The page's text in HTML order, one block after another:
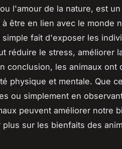
l'amour de la nature, est
être en lien avec le monde
fait d'exposer les
réduire le stress, améliorer
conclusion, les animaux
physique et mentale. Que
ou simplement en
peuvent améliorer notre
sur les bienfaits des